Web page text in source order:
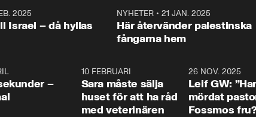
2025
Israel – då hyllas
NYHETER •21 JAN. 2025
Här återvänder palestinska
fångarna hem
–
10 FEBRUARI
Sara måste sälja
huset för att ha råd
med veterinären
26 NOV. 2025
Leif GW:
mördat
Fossmos